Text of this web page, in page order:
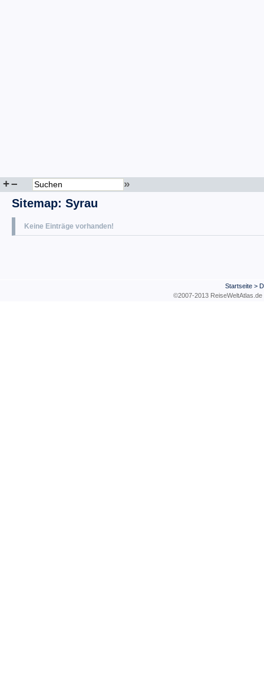
+– »
Sitemap: Syrau
Keine Einträge vorhanden!
Startseite >
©2007-2013